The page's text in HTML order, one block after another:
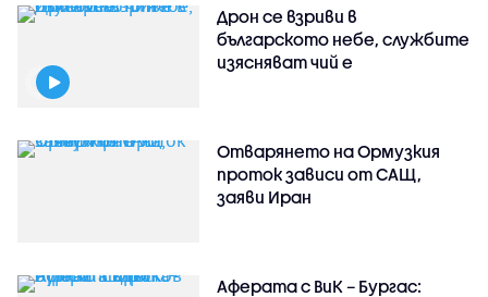
Дрон се взриви в
българското небе, службите
изясняват чий е
Отварянето на Ормузкия
проток зависи от САЩ,
заяви Иран
Аферата с ВиК – Бургас: